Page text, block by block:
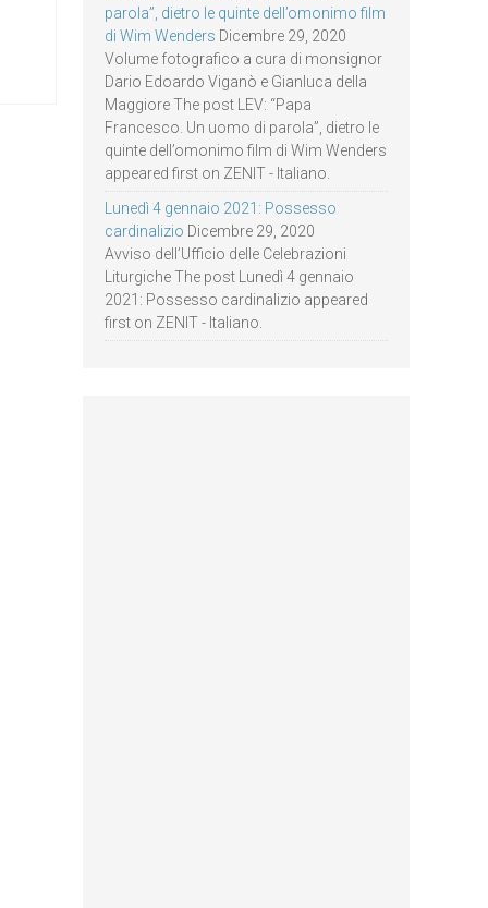
parola”, dietro le quinte dell’omonimo film
di Wim Wenders Dicembre 29, 2020
Volume fotografico a cura di monsignor
Dario Edoardo Viganò e Gianluca della
Maggiore The post LEV: “Papa
Francesco. Un uomo di parola”, dietro le
quinte dell’omonimo film di Wim Wenders
appeared first on ZENIT - Italiano.
Lunedì 4 gennaio 2021: Possesso
cardinalizio Dicembre 29, 2020
Avviso dell’Ufficio delle Celebrazioni
Liturgiche The post Lunedì 4 gennaio
2021: Possesso cardinalizio appeared
first on ZENIT - Italiano.